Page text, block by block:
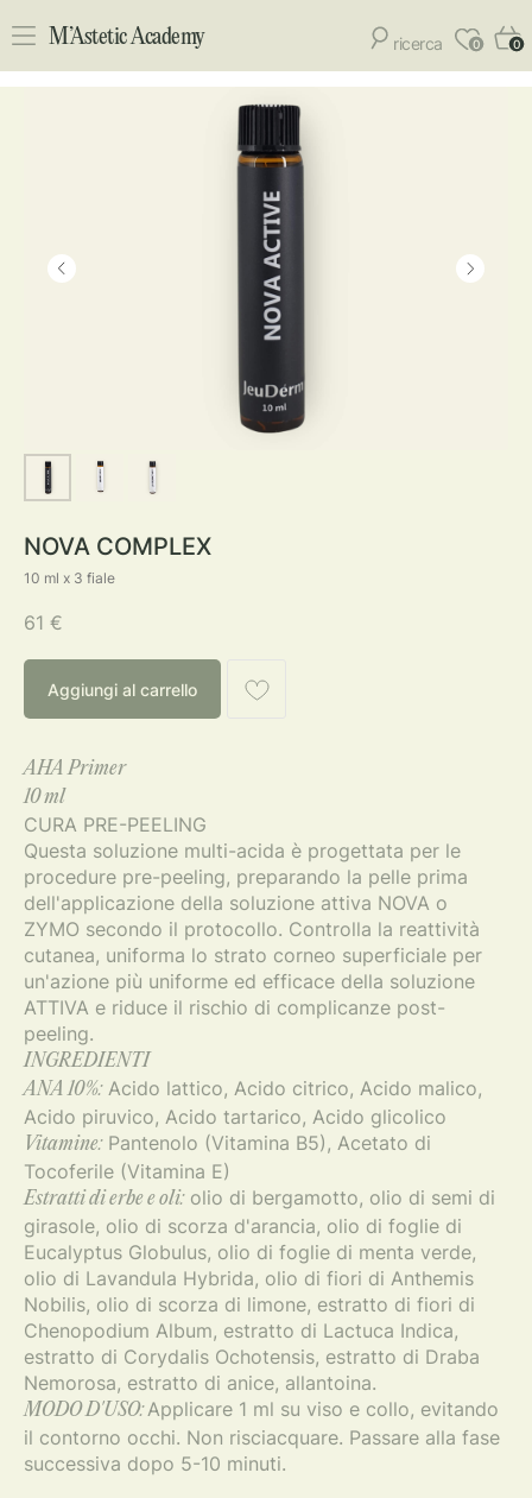
M’Astetic Academy ricerca 0
0
NOVA COMPLEX
10 ml x 3 fiale
61 €
Aggiungi al carrello
AHA Primer
10 ml
CURA PRE-PEELING
Questa soluzione multi-acida è progettata per le
procedure pre-peeling, preparando la pelle prima
dell'applicazione della soluzione attiva NOVA o
ZYMO secondo il protocollo. Controlla la reattività
cutanea, uniforma lo strato corneo superficiale per
un'azione più uniforme ed efficace della soluzione
ATTIVA e riduce il rischio di complicanze post-
peeling.
INGREDIENTI
ANA 10%:Acido lattico, Acido citrico, Acido malico,
Acido piruvico, Acido tartarico, Acido glicolico
Vitamine:Pantenolo (Vitamina B5), Acetato di
Tocoferile (Vitamina E)
Estratti di erbe e oli:olio di bergamotto, olio di semi di
girasole, olio di scorza d'arancia, olio di foglie di
Eucalyptus Globulus, olio di foglie di menta verde,
olio di Lavandula Hybrida, olio di fiori di Anthemis
Nobilis, olio di scorza di limone, estratto di fiori di
Chenopodium Album, estratto di Lactuca Indica,
estratto di Corydalis Ochotensis, estratto di Draba
Nemorosa, estratto di anice, allantoina.
MODO D'USO:Applicare 1 ml su viso e collo, evitando
il contorno occhi. Non risciacquare. Passare alla fase
successiva dopo 5-10 minuti.